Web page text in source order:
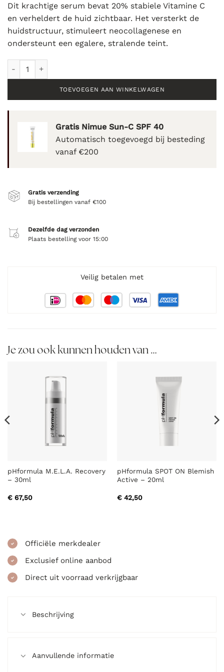
Dit krachtige serum bevat 20% stabiele Vitamine C
en verheldert de huid zichtbaar. Het versterkt de
huidstructuur, stimuleert neocollagenese en
ondersteunt een egalere, stralende teint.
Forlle'd C20 essence - 30ml aantal
TOEVOEGEN AAN WINKELWAGEN
Gratis Nimue Sun-C SPF 40
Automatisch toegevoegd bij besteding
vanaf €200
Gratis verzending
Bij bestellingen vanaf €100
Dezelfde dag verzonden
Plaats bestelling voor 15:00
Veilig betalen met
Je zou ook kunnen houden van …
pHformula M.E.L.A. Recovery
– 30ml
€67,50
pHformula SPOT ON Blemish
Active – 20ml
€42,50
Officiële merkdealer
Exclusief online aanbod
Direct uit voorraad verkrijgbaar
Beschrijving
Aanvullende informatie